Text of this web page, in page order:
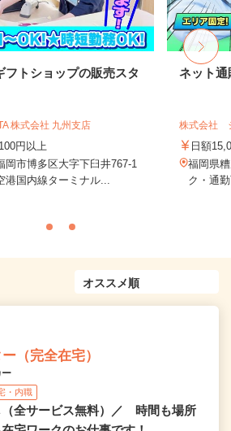
フトショップの販売スタ
株式会社 九州支店
円以上
岡市博多区大字下臼井767-1
国内線ターミナル...
ネット通
株式会社
日額
福岡県
ク・通
（完全在宅）
・内職
（全サービス無料）／ 時間も場所